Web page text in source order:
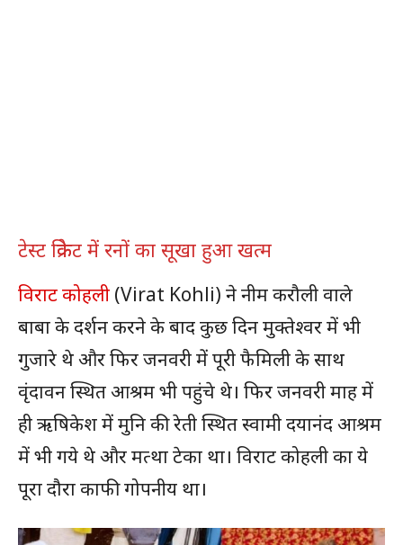
टेस्ट क्रिकेट में रनों का सूखा हुआ खत्म
विराट कोहली (Virat Kohli) ने नीम करौली वाले
बाबा के दर्शन करने के बाद कुछ दिन मुक्तेश्वर में भी
गुजारे थे और फिर जनवरी में पूरी फैमिली के साथ
वृंदावन स्थित आश्रम भी पहुंचे थे। फिर जनवरी माह में
ही ऋषिकेश में मुनि की रेती स्थित स्वामी दयानंद आश्रम
में भी गये थे और मत्था टेका था। विराट कोहली का ये
पूरा दौरा काफी गोपनीय था।